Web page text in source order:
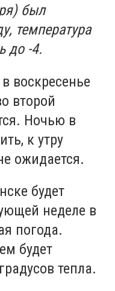
был
температура
до -4.
воскресенье
второй
Ночью в
к утру
ожидается.
будет
неделе в
погода.
будет
тепла.